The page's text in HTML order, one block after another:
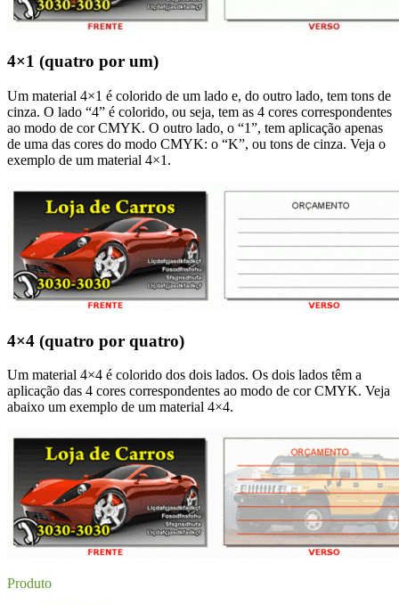
4×1 (quatro por um)
Um material 4×1 é colorido de um lado e, do outro lado, tem tons de
cinza. O lado “4” é colorido, ou seja, tem as 4 cores correspondentes
ao modo de cor CMYK. O outro lado, o “1”, tem aplicação apenas
de uma das cores do modo CMYK: o “K”, ou tons de cinza. Veja o
exemplo de um material 4×1.
4×4 (quatro por quatro)
Um material 4×4 é colorido dos dois lados. Os dois lados têm a
aplicação das 4 cores correspondentes ao modo de cor CMYK. Veja
abaixo um exemplo de um material 4×4.
Produto